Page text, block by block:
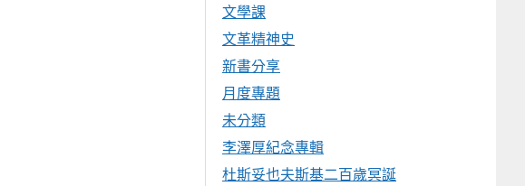
文學課
文革精神史
新書分享
月度專題
未分類
李澤厚紀念專輯
杜斯妥也夫斯基二百歲冥誕